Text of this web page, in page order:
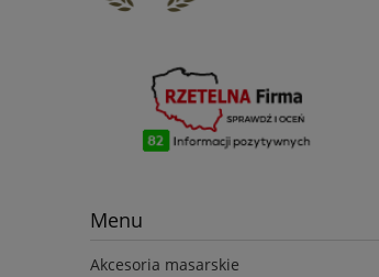
Menu
Akcesoria masarskie